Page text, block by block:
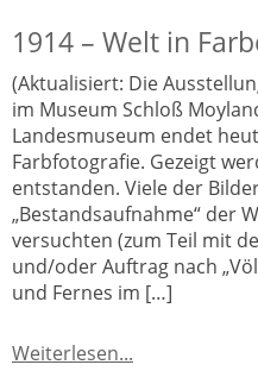
1914 – Welt in
(Aktualisiert: Die
im Museum Schloß
Landesmuseum endet
Farbfotografie. Gezeigt
entstanden. Viele der
„Bestandsaufnahme“ der
versuchten (zum Teil mit
und/oder Auftrag nach
und Fernes im […]
Weiterlesen...